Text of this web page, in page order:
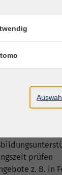
den
individuelle
prüfen
z. B. in